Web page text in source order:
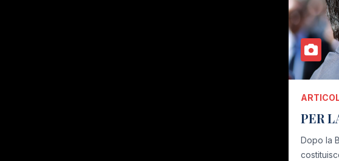
PER
Dopo la